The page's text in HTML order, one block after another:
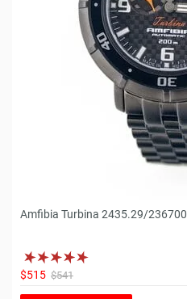
Amfibia Turbina 2435.29/236700
$515 $541